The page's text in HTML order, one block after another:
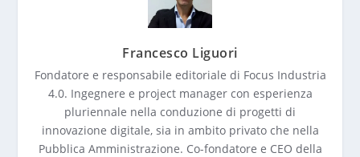
Francesco Liguori
Fondatore e responsabile editoriale di Focus Industria
4.0. Ingegnere e project manager con esperienza
pluriennale nella conduzione di progetti di
innovazione digitale, sia in ambito privato che nella
Pubblica Amministrazione. Co-fondatore e CEO della